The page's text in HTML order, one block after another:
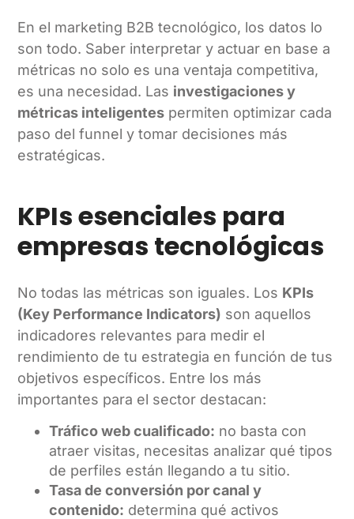
En el marketing B2B tecnológico, los datos lo
son todo. Saber interpretar y actuar en base a
métricas no solo es una ventaja competitiva,
es una necesidad. Las investigaciones y
métricas inteligentes permiten optimizar cada
paso del funnel y tomar decisiones más
estratégicas.
KPIs esenciales para
empresas tecnológicas
No todas las métricas son iguales. Los KPIs
(Key Performance Indicators) son aquellos
indicadores relevantes para medir el
rendimiento de tu estrategia en función de tus
objetivos específicos. Entre los más
importantes para el sector destacan:
Tráfico web cualificado: no basta con
atraer visitas, necesitas analizar qué tipos
de perfiles están llegando a tu sitio.
Tasa de conversión por canal y
contenido: determina qué activos